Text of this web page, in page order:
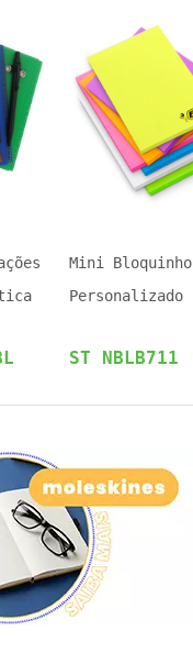
Mini Bloquinho
Personalizado
ST NBLB711